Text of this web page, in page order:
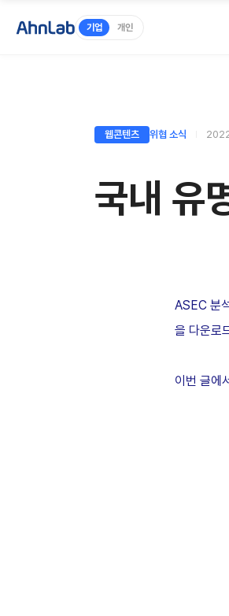
기업 개인
웹콘텐츠 위협 소식
국내 유
ASEC 분
을 다운로
이번 글에